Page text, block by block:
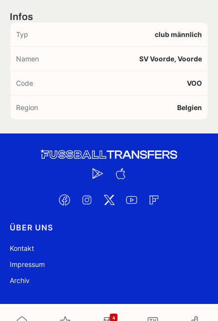
4
Infos
Typ club männlich
Namen SV Voorde, Voorde
Code VOO
Region Belgien
ÜBER UNS
Kontakt
Impressum
Archiv
@ FussballTransfers.com 2009-2026